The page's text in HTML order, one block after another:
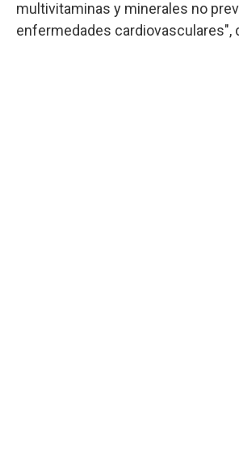
multivitaminas y minerales no
enfermedades cardiovasculares",